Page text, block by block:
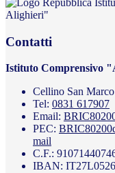
Alighieri"
Contatti
Istituto Comprensivo
Cellino San
Tel: 0831 617907
Email:
PEC:
mail
C.F.:
IBAN: